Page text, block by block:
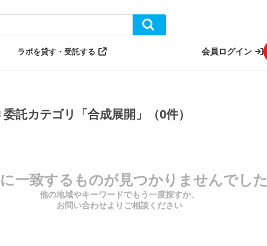
ラボを貸す・受託する 会員ログイン
託カテゴリ「合成展開」（0件）
一致するものが見つかりませんでした
他の地域やキーワードでもう一度探すか、
お問い合わせよりご相談ください